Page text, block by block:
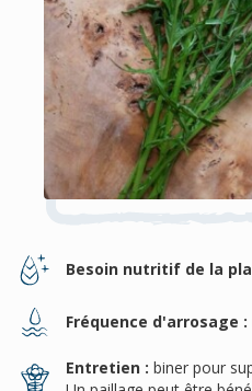
Besoin nutritif de la
Fréquence d'arrosage :
Entretien : biner pour